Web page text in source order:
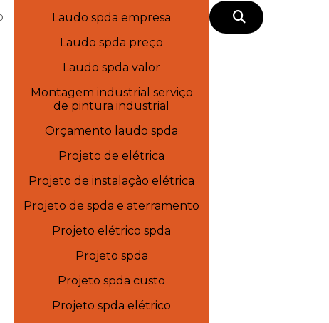
Laudo spda empresa
Laudo spda preço
Laudo spda valor
Montagem industrial serviço
de pintura industrial
Orçamento laudo spda
Projeto de elétrica
Projeto de instalação elétrica
Projeto de spda e aterramento
Projeto elétrico spda
Projeto spda
Projeto spda custo
Projeto spda elétrico